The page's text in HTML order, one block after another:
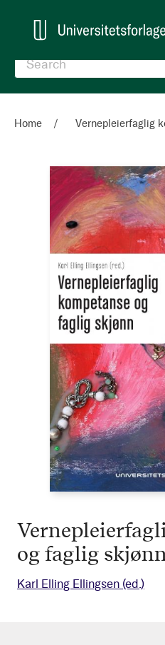
Home Vernepleierfaglig
og faglig
Karl Elling Ellingsen (ed.)